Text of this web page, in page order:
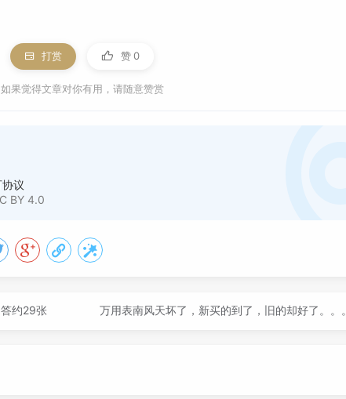
打赏 赞0
如果觉得文章对你有用，请随意赞赏
议
BY 4.0
约29张 万用表南风天坏了，新买的到了，旧的却好了。。。